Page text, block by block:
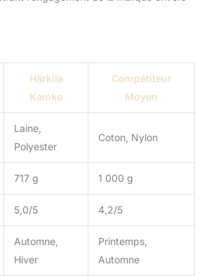
Härkila
Kamko
Compétiteur
Moyen
Laine,
Polyester
Coton, Nylon
717 g 1 000 g
5,0/5 4,2/5
Automne,
Hiver
Printemps,
Automne